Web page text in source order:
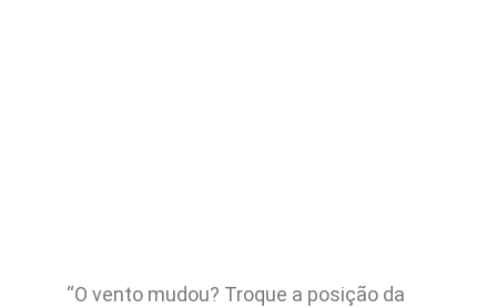
“O vento mudou? Troque a posição da